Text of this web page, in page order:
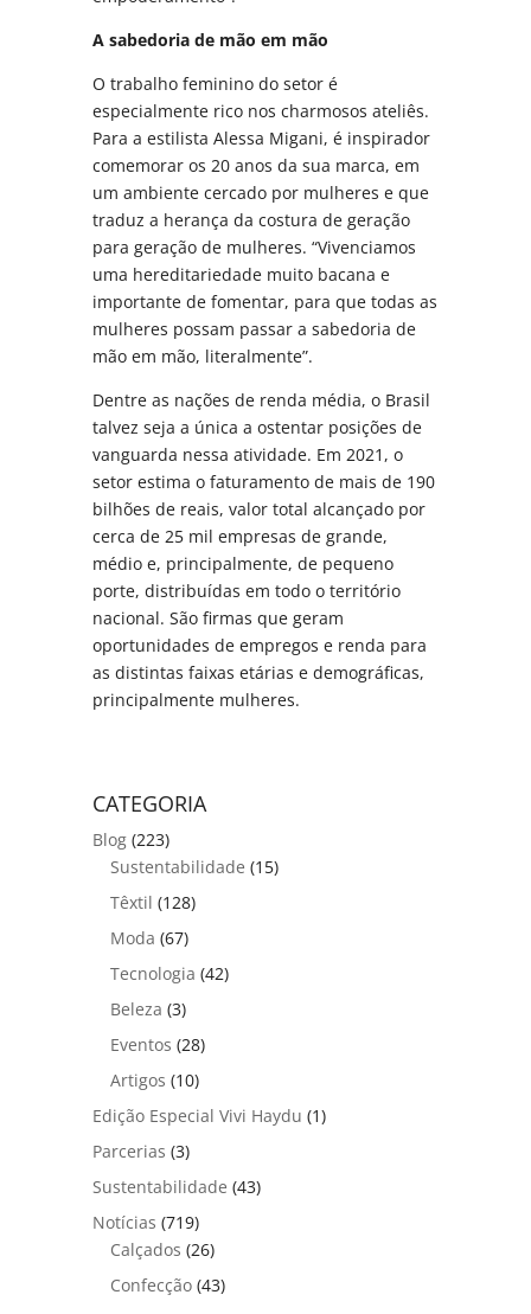
A sabedoria de mão em mão
O trabalho feminino do setor é
especialmente rico nos charmosos ateliês.
Para a estilista Alessa Migani, é inspirador
comemorar os 20 anos da sua marca, em
um ambiente cercado por mulheres e que
traduz a herança da costura de geração
para geração de mulheres. “Vivenciamos
uma hereditariedade muito bacana e
importante de fomentar, para que todas as
mulheres possam passar a sabedoria de
mão em mão, literalmente”.
Dentre as nações de renda média, o Brasil
talvez seja a única a ostentar posições de
vanguarda nessa atividade. Em 2021, o
setor estima o faturamento de mais de 190
bilhões de reais, valor total alcançado por
cerca de 25 mil empresas de grande,
médio e, principalmente, de pequeno
porte, distribuídas em todo o território
nacional. São firmas que geram
oportunidades de empregos e renda para
as distintas faixas etárias e demográficas,
principalmente mulheres.
CATEGORIA
Blog (223)
Sustentabilidade (15)
Têxtil (128)
Moda (67)
Tecnologia (42)
Beleza (3)
Eventos (28)
Artigos (10)
Edição Especial Vivi Haydu (1)
Parcerias (3)
Sustentabilidade (43)
Notícias (719)
Calçados (26)
Confecção (43)